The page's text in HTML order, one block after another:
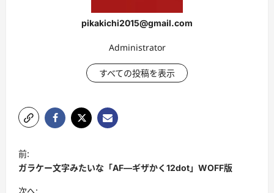
pikakichi2015@gmail.com
Administrator
すべての投稿を表示
投
稿
ナ
前:
ガラケー文字みたいな「AF―ギザかく12dot」WOFF版